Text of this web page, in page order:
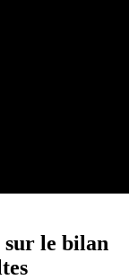
sur le bilan